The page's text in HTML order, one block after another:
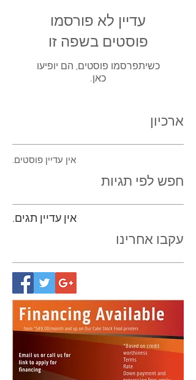
עדיין לא פורסמו
פוסטים בשפה זו
כשיתפרסמו פוסטים, הם יופיעו
כאן.
ארכיון
אין עדיין פוסטים.
חפש לפי תגיות
אין עדיין תגים.
עקבו אחרינו